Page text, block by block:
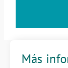
Más